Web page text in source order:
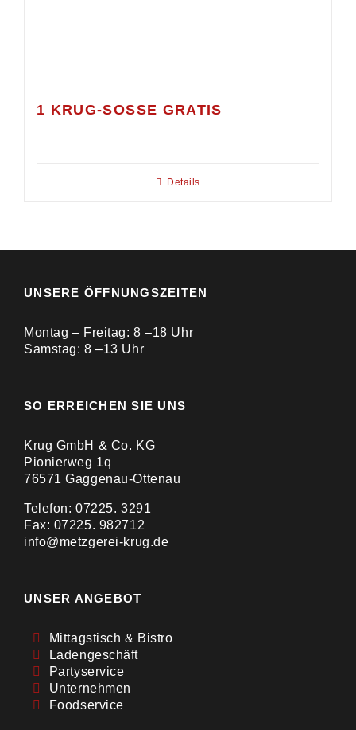
1 KRUG-SOSSE GRATIS
Details
UNSERE ÖFFNUNGSZEITEN
Montag – Freitag: 8 –18 Uhr
Samstag: 8 –13 Uhr
SO ERREICHEN SIE UNS
Krug GmbH & Co. KG
Pionierweg 1q
76571 Gaggenau-Ottenau
Telefon: 07225. 3291
Fax: 07225. 982712
info@metzgerei-krug.de
UNSER ANGEBOT
Mittagstisch & Bistro
Ladengeschäft
Partyservice
Unternehmen
Foodservice